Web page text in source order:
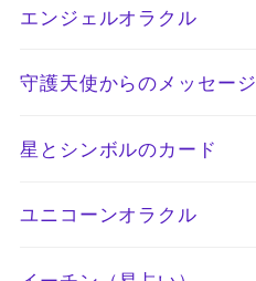
エンジェルオラクル
守護天使からのメッセージ
星とシンボルのカード
ユニコーンオラクル